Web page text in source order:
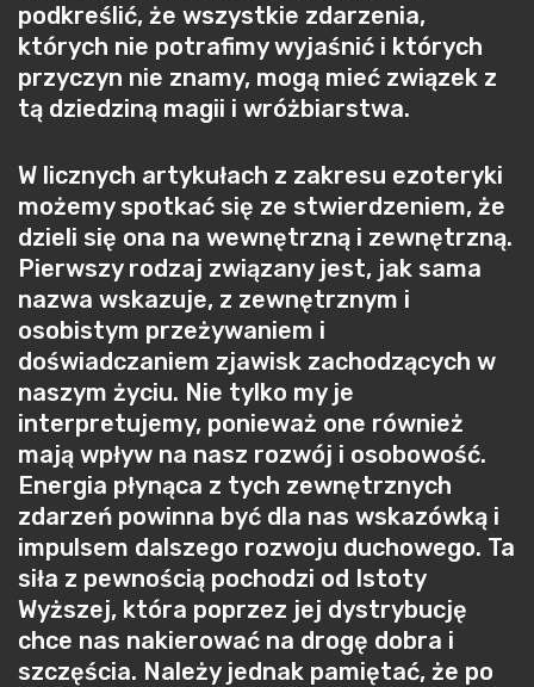
podkreślić, że wszystkie zdarzenia,
których nie potrafimy wyjaśnić i których
przyczyn nie znamy, mogą mieć związek z
tą dziedziną magii i wróżbiarstwa.
W licznych artykułach z zakresu ezoteryki
możemy spotkać się ze stwierdzeniem, że
dzieli się ona na wewnętrzną i zewnętrzną.
Pierwszy rodzaj związany jest, jak sama
nazwa wskazuje, z zewnętrznym i
osobistym przeżywaniem i
doświadczaniem zjawisk zachodzących w
naszym życiu. Nie tylko my je
interpretujemy, ponieważ one również
mają wpływ na nasz rozwój i osobowość.
Energia płynąca z tych zewnętrznych
zdarzeń powinna być dla nas wskazówką i
impulsem dalszego rozwoju duchowego. Ta
siła z pewnością pochodzi od Istoty
Wyższej, która poprzez jej dystrybucję
chce nas nakierować na drogę dobra i
szczęścia. Należy jednak pamiętać, że po